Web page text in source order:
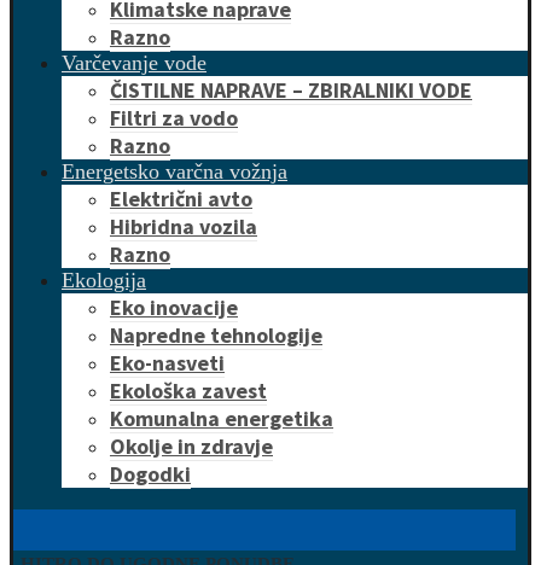
Klimatske naprave
Razno
Varčevanje vode
ČISTILNE NAPRAVE – ZBIRALNIKI VODE
Filtri za vodo
Razno
Energetsko varčna vožnja
Električni avto
Hibridna vozila
Razno
Ekologija
Eko inovacije
Napredne tehnologije
Eko-nasveti
Ekološka zavest
Komunalna energetika
Okolje in zdravje
Dogodki